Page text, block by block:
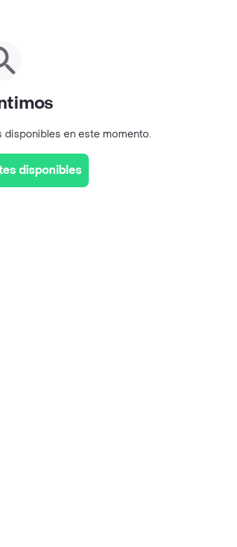
en este momento.
disponibles